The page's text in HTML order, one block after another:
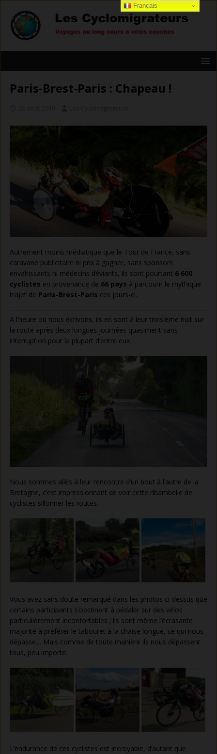
Paris-Brest-Paris : Chapeau !
Autrement moins médiatique que le Tour de France, sans
caravane publicitaire ni prix à gagner, sans sponsors
envahissants ni médecins déviants, ils sont pourtant 6 600
cyclistes en provenance de 66 pays à parcourir le mythique
trajet de Paris-Brest-Paris ces jours-ci.
A l’heure où nous écrivons, ils en sont à leur troisième nuit sur
la route après deux longues journées quasiment sans
interruption pour la plupart d’entre eux.
Nous sommes allés à leur rencontre d’un bout à l’autre de la
Bretagne, c’est impressionnant de voir cette ribambelle de
cyclistes sillonner les routes.
Vous avez sans doute remarqué dans les photos ci-dessus que
certains participants s’obstinent à pédaler sur des vélos
particulièrement inconfortables ; ils sont même l’écrasante
majorité à préférer le tabouret à la chaise longue, ce qui nous
dépasse… Mais comme de toute manière ils nous dépassent
tous, peu importe.
L’endurance de ces cyclistes est incroyable, d’autant que
Français